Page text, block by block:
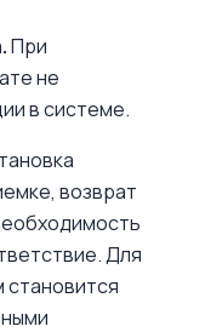
При
не
в системе.
возврат
Для